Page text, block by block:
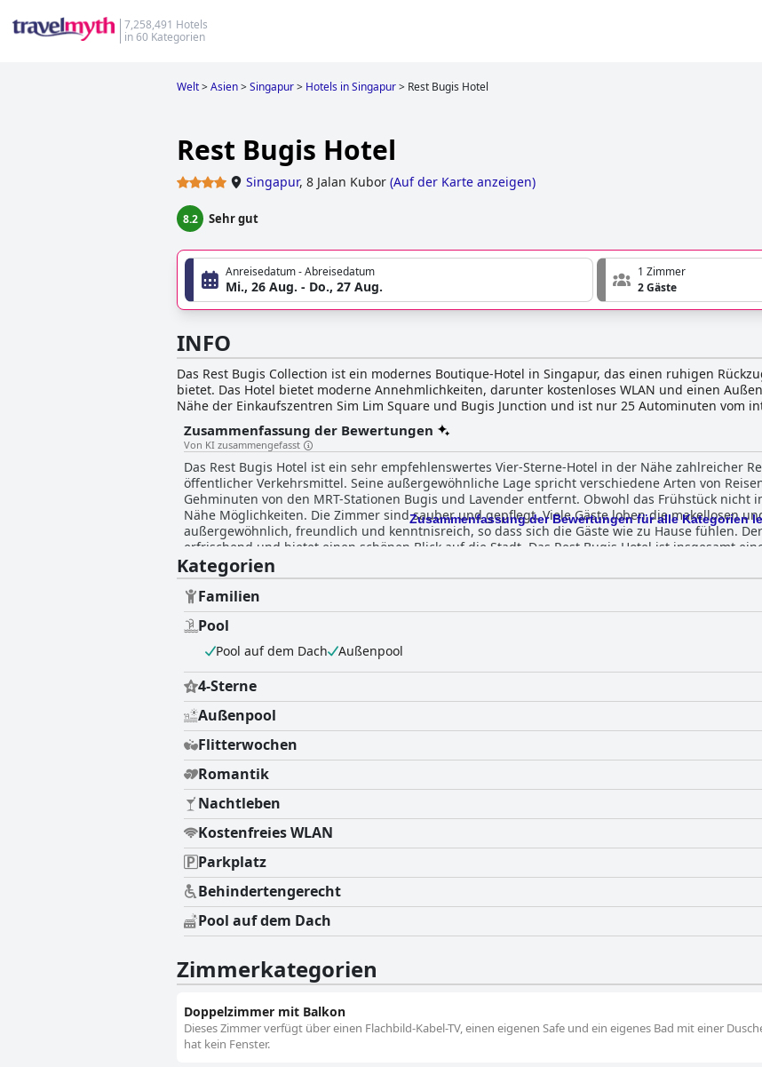
7,258,491 Hotels
in 60 Kategorien
Welt>Asien>Singapur> Hotels in Singapur> Rest Bugis Hotel
Rest Bugis Hotel
Singapur, 8 Jalan Kubor (Auf der Karte anzeigen)
8.2 Sehr gut
Anreisedatum - Abreisedatum
Mi., 26 Aug. - Do., 27 Aug.
1 Zimmer
2 Gäste
INFO
Das Rest Bugis Collection ist ein modernes Boutique-Hotel in Singapur, das einen ruhigen
bietet. Das Hotel bietet moderne Annehmlichkeiten, darunter kostenloses WLAN und einen
Nähe der Einkaufszentren Sim Lim Square und Bugis Junction und ist nur 25 Autominuten vom
Es bietet gut ausgestattete Zimmer mit verschiedenen Annehmlichkeiten, in denen sich die
einer 24-Stunden-Rezeption, Wäscherei- und Reinigungsservice, mehrsprachigem Personal,
Parkplätzen für einen angenehmen Aufenthalt. Darüber hinaus bietet es eine einfache
kostenlosen Sitzbereich und CCTV in den öffentlichen Bereichen für zusätzliche Sicherheit. Mit
Bereichen und einer Nichtraucherumgebung ist das Rest Bugis Hotel die ideale Wahl für
angenehmen Aufenthalt in Singapur verbringen möchten.
Zusammenfassung der Bewertungen
Von KI zusammengefasst
Das Rest Bugis Hotel ist ein sehr empfehlenswertes Vier-Sterne-Hotel in der Nähe zahlreicher
öffentlicher Verkehrsmittel. Seine außergewöhnliche Lage spricht verschiedene Arten von
Gehminuten von den MRT-Stationen Bugis und Lavender entfernt. Obwohl das Frühstück
Nähe Möglichkeiten. Die Zimmer sind sauber und gepflegt. Viele Gäste loben die makellosen
außergewöhnlich, freundlich und kenntnisreich, so dass sich die Gäste wie zu Hause fühlen.
erfrischend und bietet einen schönen Blick auf die Stadt. Das Rest Bugis Hotel ist insgesamt
bequemen Aufenthalt in Singapur.
Zusammenfassung der Bewertungen für alle Kategorien
Kategorien
Familien
Pool
Pool auf dem Dach Außenpool
4-Sterne
Außenpool
Flitterwochen
Romantik
Nachtleben
Kostenfreies WLAN
Parkplatz
Behindertengerecht
Pool auf dem Dach
Zimmerkategorien
Doppelzimmer mit Balkon
Dieses Zimmer verfügt über einen Flachbild-Kabel-TV, einen eigenen Safe und ein eigenes Bad mit einer
hat kein Fenster.